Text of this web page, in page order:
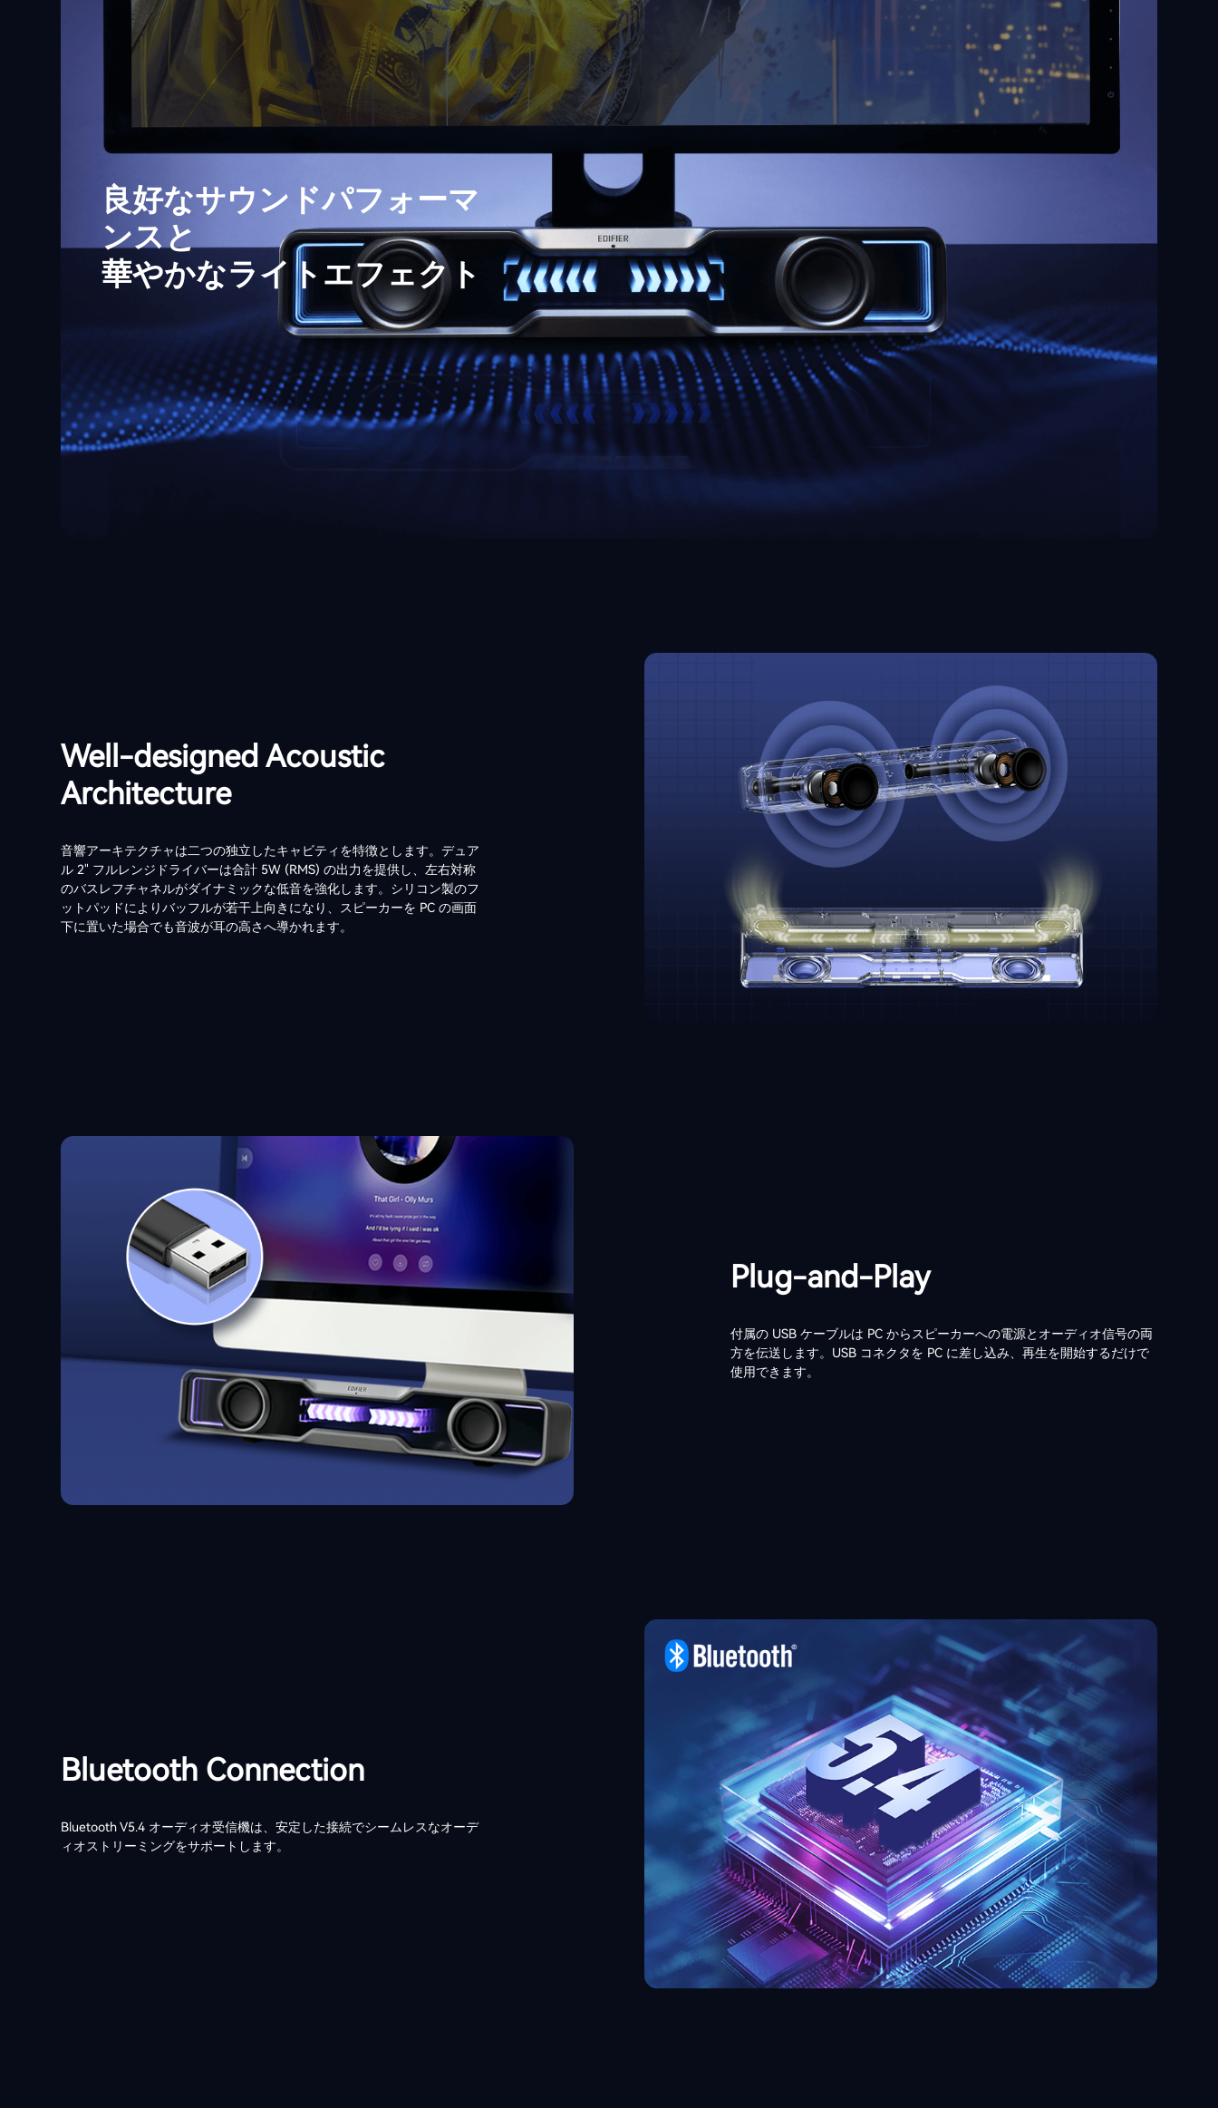
良好なサウンドパフォーマ
ンスと
華やかなライトエフェクト
Well-designed Acoustic
Architecture
音響アーキテクチャは二つの独立したキャビティを特徴とします。デュア
ル 2" フルレンジドライバーは合計 5W (RMS) の出力を提供し、左右対称
のバスレフチャネルがダイナミックな低音を強化します。シリコン製のフ
ットパッドによりバッフルが若干上向きになり、スピーカーを PC の画面
下に置いた場合でも音波が耳の高さへ導かれます。
Plug-and-Play
付属の USB ケーブルは PC からスピーカーへの電源とオーディオ信号の両
方を伝送します。USB コネクタを PC に差し込み、再生を開始するだけで
使用できます。
Bluetooth Connection
Bluetooth V5.4 オーディオ受信機は、安定した接続でシームレスなオーデ
ィオストリーミングをサポートします。